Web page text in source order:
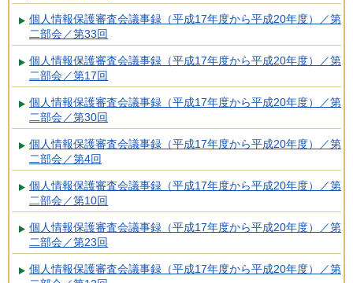
個人情報保護審査会議事録（平成17年度から平成20年度）／第
二部会／第33回
個人情報保護審査会議事録（平成17年度から平成20年度）／第
二部会／第17回
個人情報保護審査会議事録（平成17年度から平成20年度）／第
二部会／第30回
個人情報保護審査会議事録（平成17年度から平成20年度）／第
二部会／第4回
個人情報保護審査会議事録（平成17年度から平成20年度）／第
二部会／第10回
個人情報保護審査会議事録（平成17年度から平成20年度）／第
二部会／第23回
個人情報保護審査会議事録（平成17年度から平成20年度）／第